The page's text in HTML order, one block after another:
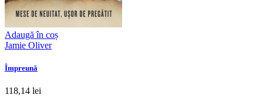
Adaugă în coș
Jamie Oliver
Împreună
118,14 lei